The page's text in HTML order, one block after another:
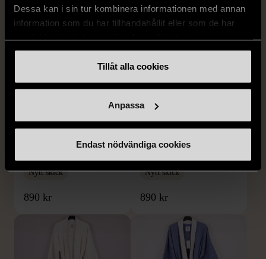
Dessa kan i sin tur kombinera informationen med annan
information som du har tillhandahållit eller som de har
Tillåt alla cookies
Anpassa
Endast nödvändiga cookies
Remake - tunn rock i
Nytt skick
890 kr
Remake - tunn rock i
Nytt skick
890 kr